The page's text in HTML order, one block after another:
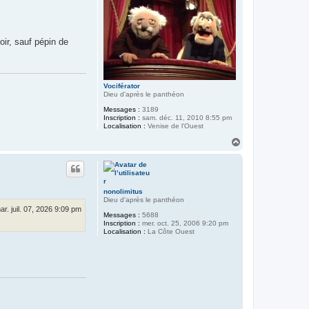
r
x
a
v
i
i
i
i
e
Vociférator
Dieu d'après le panthéon
Messages : 3189
Inscription : sam. déc. 11, 2010 8:55 pm
Localisation : Venise de l'Ouest
sauf pépin de
nonolimitus
Dieu d'après le panthéon
Messages : 5688
Inscription : mer. oct. 25, 2006 9:20 pm
Localisation : La Côte Ouest
juil. 07, 2026 9:09 pm